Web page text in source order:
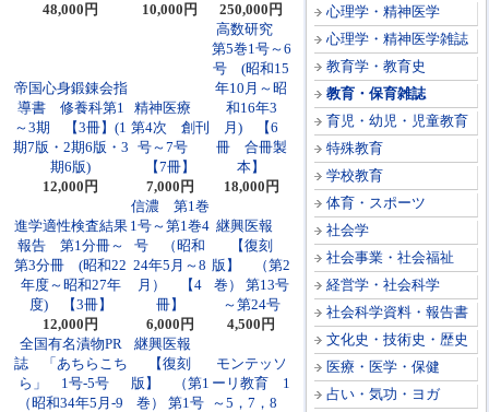
心理学・精神医学
心理学・精神医学雑誌
教育学・教育史
教育・保育雑誌
育児・幼児・児童教育
特殊教育
学校教育
体育・スポーツ
社会学
社会事業・社会福祉
経営学・社会科学
社会科学資料・報告書
文化史・技術史・歴史
医療・医学・保健
占い・気功・ヨガ
48,000円
10,000円
250,000円
帝国心身鍛錬会指
導書 修養科第1
～3期 【3冊】(1
期7版・2期6版・3
期6版)
12,000円
精神医療
第4次 創刊
号～7号
【7冊】
7,000円
高数研究
第5巻1号～6
号 (昭和15
年10月～昭
和16年3
月) 【6
冊 合冊製
本】
18,000円
進学適性検査結果
報告 第1分冊～
第3分冊 (昭和22
年度～昭和27年
度) 【3冊】
12,000円
信濃 第1巻
1号～第1巻4
号 （昭和
24年5月～8
月） 【4
冊】
6,000円
継興医報
【復刻
版】 （第2
巻） 第13号
～第24号
4,500円
全国有名漬物PR
誌 「あちらこち
ら」 1号-5号
（昭和34年5月-9
継興医報
【復刻
版】 （第1
巻） 第1号
モンテッソ
ーリ教育 1
～5，7，8